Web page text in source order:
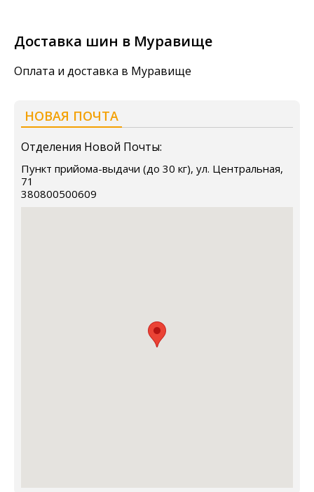
Доставка шин в Муравище
Оплата и доставка в Муравище
НОВАЯ ПОЧТА
Отделения Новой Почты:
Пункт прийома-выдачи (до 30 кг), ул. Центральная,
71
380800500609